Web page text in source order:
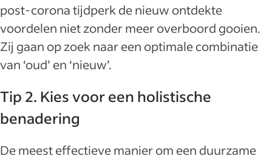
post-corona tijdperk de nieuw ontdekte
voordelen niet zonder meer overboord gooien.
Zij gaan op zoek naar een optimale combinatie
van ‘oud’ en ‘nieuw’.
Tip 2. Kies voor een holistische
benadering
De meest effectieve manier om een duurzame